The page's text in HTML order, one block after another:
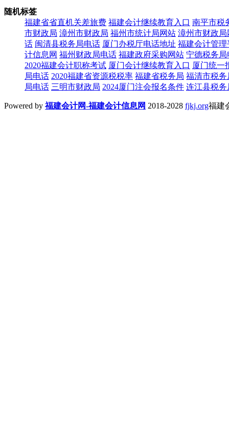
随机标签
福建省省直机关差旅费 福建会计继续教育入口 南平市税
市财政局 漳州市财政局 福州市统计局网站 漳州市财政局
话 闽清县税务局电话 厦门办税厅电话地址 福建会计管理
计信息网 福州财政局电话 福建政府采购网站 宁德税务局
2020福建会计职称考试 厦门会计继续教育入口 厦门统一
局电话 2020福建省资源税税率 福建省税务局 福清市税务
局电话 三明市财政局 2024厦门注会报名条件 连江县税务
Powered by福建会计网-福建会计信息网 2018-2028 fjkj.org福建